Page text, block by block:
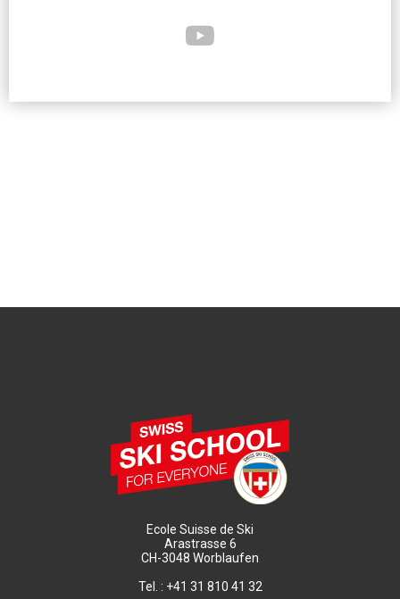
Ecole Suisse de Ski
Arastrasse 6
CH-3048 Worblaufen
Tel. : +41 31 810 41 32